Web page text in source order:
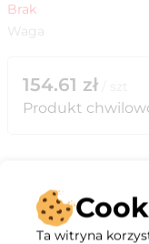
Brak
Waga
154.61 zł
Produkt
Opis
Ta witryna